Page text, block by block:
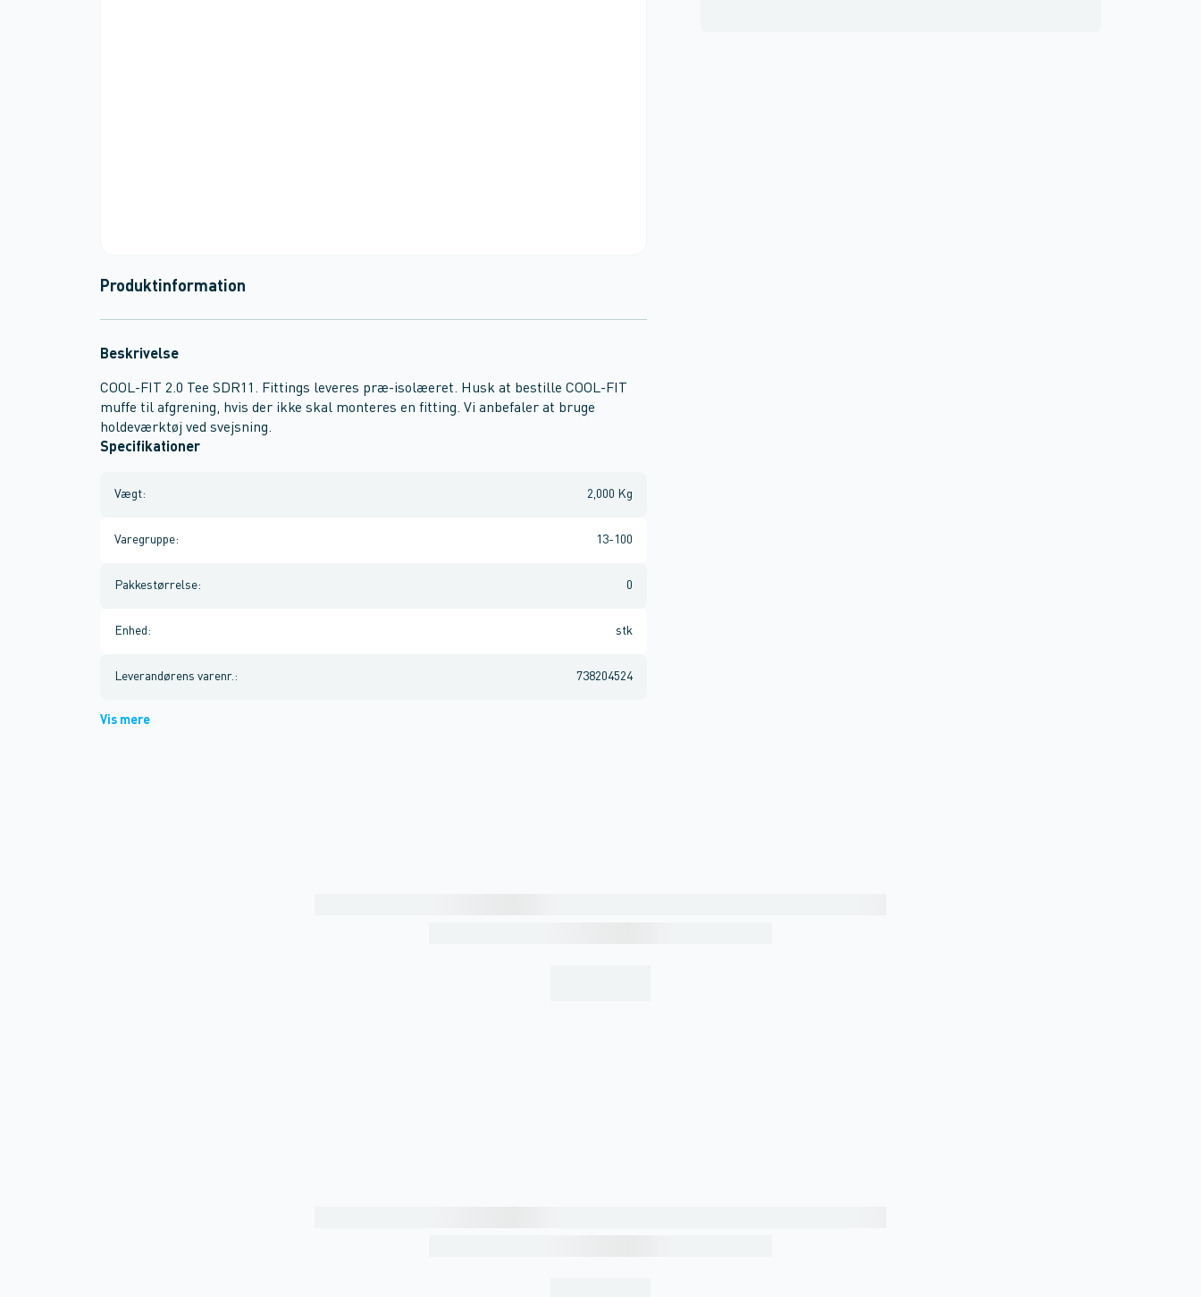
Produktinformation
Beskrivelse
COOL-FIT 2.0 Tee SDR11. Fittings leveres præ-isolæeret. Husk at bestille COOL-FIT
muffe til afgrening, hvis der ikke skal monteres en fitting. Vi anbefaler at bruge
holdeværktøj ved svejsning.
Specifikationer
Vægt: 2,000 Kg
Varegruppe: 13-100
Pakkestørrelse: 0
Enhed : stk
Leverandørens varenr. : 738204524
Vis mere